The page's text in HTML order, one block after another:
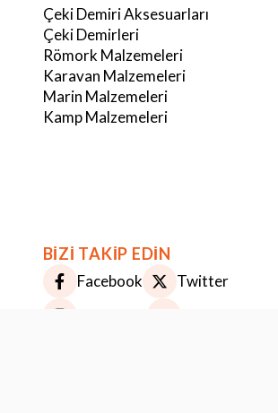
Çeki Demiri Aksesuarları
Çeki Demirleri
Römork Malzemeleri
Karavan Malzemeleri
Marin Malzemeleri
Kamp Malzemeleri
BİZİ TAKİP EDİN
Facebook
Twitter
iyileştirmek ve